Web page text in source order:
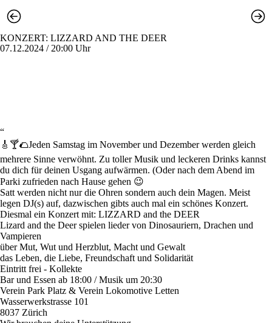
KONZERT: LIZZARD AND THE DEER
07.12.2024 / 20:00 Uhr
“
🎸🍸🌮Jeden Samstag im November und Dezember werden gleich
mehrere Sinne verwöhnt. Zu toller Musik und leckeren Drinks kannst
du dich für deinen Usgang aufwärmen. (Oder nach dem Abend im
Parki zufrieden nach Hause gehen 😉
Satt werden nicht nur die Ohren sondern auch dein Magen. Meist
legen DJ(s) auf, dazwischen gibts auch mal ein schönes Konzert.
Diesmal ein Konzert mit: LIZZARD and the DEER
Lizard and the Deer spielen lieder von Dinosauriern, Drachen und
Vampieren
über Mut, Wut und Herzblut, Macht und Gewalt
das Leben, die Liebe, Freundschaft und Solidarität
Eintritt frei - Kollekte
Bar und Essen ab 18:00 / Musik um 20:30
Verein Park Platz & Verein Lokomotive Letten
Wasserwerkstrasse 101
8037 Zürich